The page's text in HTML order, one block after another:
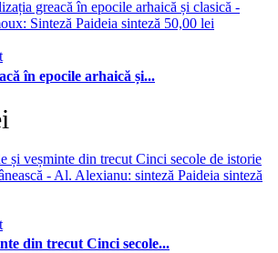
în epocile arhaică și...
din trecut Cinci secole...